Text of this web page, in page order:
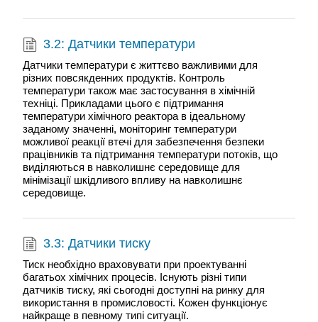
3.2: Датчики температури
Датчики температури є життєво важливими для
різних повсякденних продуктів. Контроль
температури також має застосування в хімічній
техніці. Прикладами цього є підтримання
температури хімічного реактора в ідеальному
заданому значенні, моніторинг температури
можливої реакції втечі для забезпечення безпеки
працівників та підтримання температури потоків, що
виділяються в навколишнє середовище для
мінімізації шкідливого впливу на навколишнє
середовище.
3.3: Датчики тиску
Тиск необхідно враховувати при проектуванні
багатьох хімічних процесів. Існують різні типи
датчиків тиску, які сьогодні доступні на ринку для
використання в промисловості. Кожен функціонує
найкраще в певному типі ситуації.